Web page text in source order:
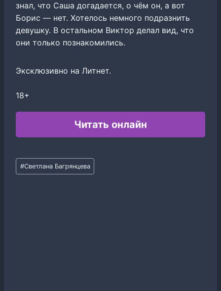
знал, что Саша догадается, о чëм он, а вот
Борис — нет. Хотелось немного подразнить
девушку. В остальном Виктор делал вид, что
они только познакомились.
Эксклюзивно на Литнет.
18+
Читать онлайн
Метки
записи:
#Светлана Багрянцева